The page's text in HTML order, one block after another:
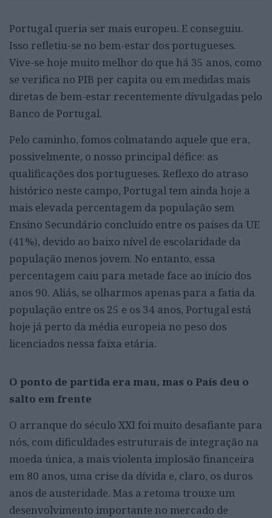
Portugal queria ser mais europeu. E conseguiu.
Isso refletiu-se no bem-estar dos portugueses.
Vive-se hoje muito melhor do que há 35 anos, como
se verifica no PIB per capita ou em medidas mais
diretas de bem-estar recentemente divulgadas pelo
Banco de Portugal.
Pelo caminho, fomos colmatando aquele que era,
possivelmente, o nosso principal défice: as
qualificações dos portugueses. Reflexo do atraso
histórico neste campo, Portugal tem ainda hoje a
mais elevada percentagem da população sem
Ensino Secundário concluído entre os países da UE
(41%), devido ao baixo nível de escolaridade da
população menos jovem. No entanto, essa
percentagem caiu para metade face ao início dos
anos 90. Aliás, se olharmos apenas para a fatia da
população entre os 25 e os 34 anos, Portugal está
hoje já perto da média europeia no peso dos
licenciados nessa faixa etária.
O ponto de partida era mau, mas o País deu o
salto em frente
O arranque do século XXI foi muito desafiante para
nós, com dificuldades estruturais de integração na
moeda única, a mais violenta implosão financeira
em 80 anos, uma crise da dívida e, claro, os duros
anos de austeridade. Mas a retoma trouxe um
desenvolvimento importante no mercado de